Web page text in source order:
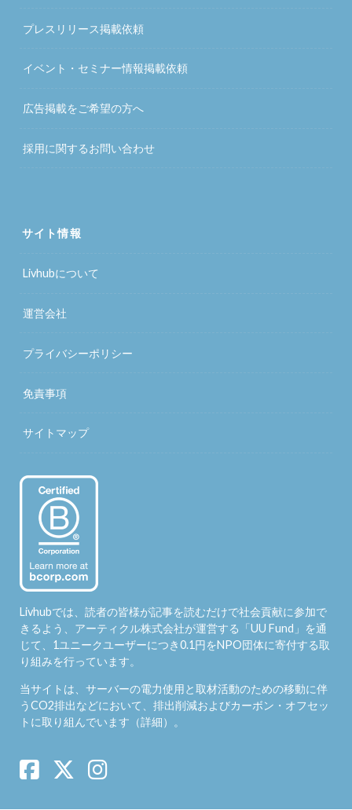
プレスリリース掲載依頼
イベント・セミナー情報掲載依頼
広告掲載をご希望の方へ
採用に関するお問い合わせ
サイト情報
Livhubについて
運営会社
プライバシーポリシー
免責事項
サイトマップ
Livhubでは、読者の皆様が記事を読むだけで社会貢献に参加で
きるよう、アーティクル株式会社が運営する「UU Fund 」を通
じて、1ユニークユーザーにつき0.1円をNPO団体に寄付する取
り組みを行っています。
当サイトは、サーバーの電力使用と取材活動のための移動に伴
うCO2排出などにおいて、排出削減およびカーボン・オフセッ
トに取り組んでいます（詳細）。